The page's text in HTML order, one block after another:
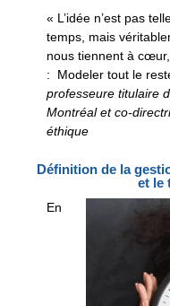
« L’idée n’est pas
temps, mais
nous tiennent à
: Modeler tout le
professeure titulaire
Montréal et co-
éthique
Définition de la
et le
En